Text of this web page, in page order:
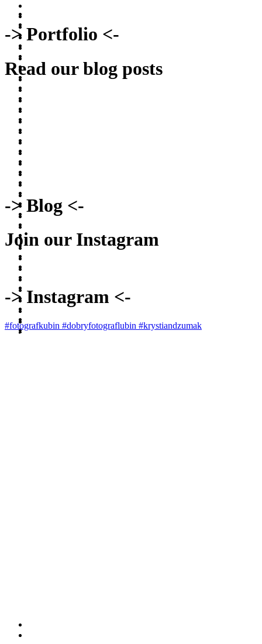
-> Portfolio <-
Read our blog posts
-> Blog <-
Join our Instagram
-> Instagram <-
#fotografkubin #dobryfotograflubin #krystiandzumak